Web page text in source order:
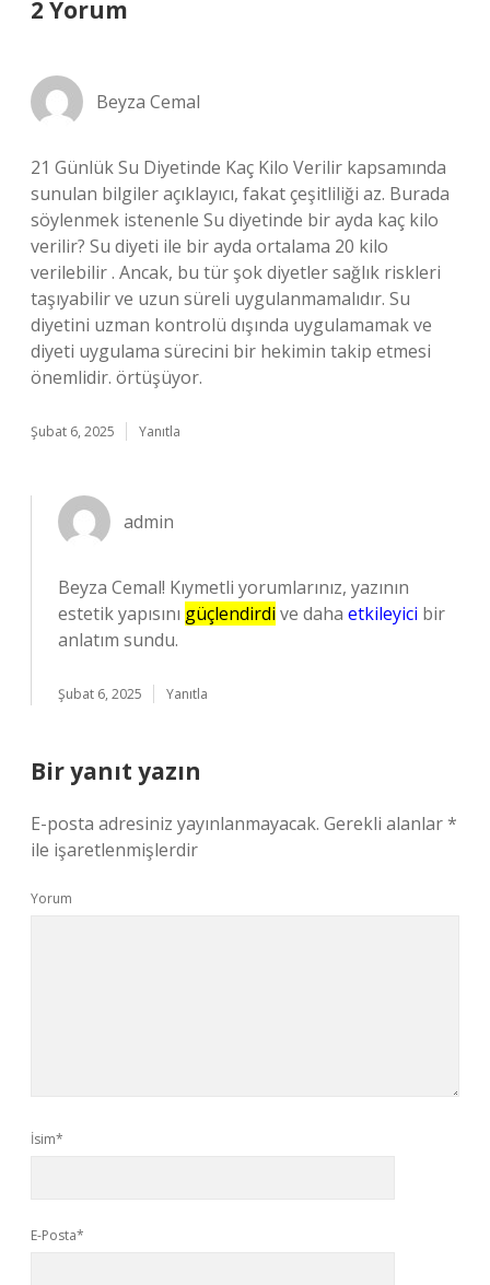
2 Yorum
Beyza Cemal
21 Günlük Su Diyetinde Kaç Kilo Verilir kapsamında
sunulan bilgiler açıklayıcı, fakat çeşitliliği az. Burada
söylenmek istenenle Su diyetinde bir ayda kaç kilo
verilir? Su diyeti ile bir ayda ortalama 20 kilo
verilebilir . Ancak, bu tür şok diyetler sağlık riskleri
taşıyabilir ve uzun süreli uygulanmamalıdır. Su
diyetini uzman kontrolü dışında uygulamamak ve
diyeti uygulama sürecini bir hekimin takip etmesi
önemlidir. örtüşüyor.
Şubat 6, 2025 Yanıtla
admin
Beyza Cemal! Kıymetli yorumlarınız, yazının
estetik yapısını güçlendirdi ve daha etkileyici bir
anlatım sundu.
Şubat 6, 2025 Yanıtla
Bir yanıt yazın
E-posta adresiniz yayınlanmayacak. Gerekli alanlar*
ile işaretlenmişlerdir
Yorum
İsim*
E-Posta*